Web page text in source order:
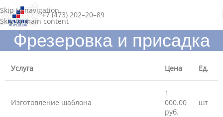
Skip to navigation
Skip to main content
+7 (473) 202–20–89
Фрезеровка и присадка
Услуга Цена Ед.
Изготовление шаблона
1
000.00
руб.
шт